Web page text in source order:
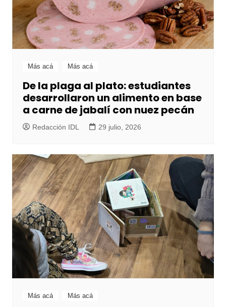
Más acá Más acá
De la plaga al plato: estudiantes
desarrollaron un alimento en base
a carne de jabalí con nuez pecán
Redacción IDL 29 julio, 2026
Más acá Más acá